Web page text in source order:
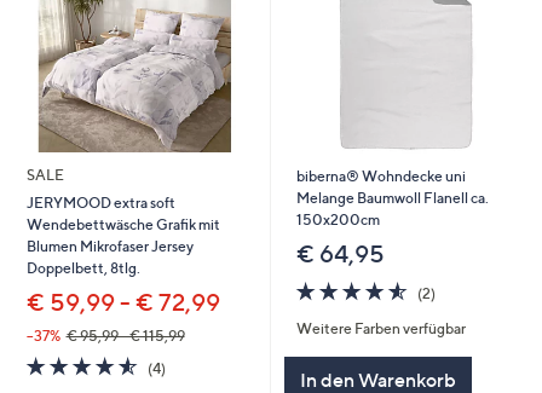
SALE
JERYMOOD extra soft
Wendebettwäsche Grafik mit
Blumen Mikrofaser Jersey
Doppelbett, 8tlg.
€ 59,99 - € 72,99
--37% € 95,99 - € 115,99
4.5
von
(4)4
biberna® Wohndecke uni
Melange Baumwoll Flanell ca.
150x200cm
€ 64,95
4.5
von
5
(2)2
Weitere Farben verfügbar
In den Warenkorb